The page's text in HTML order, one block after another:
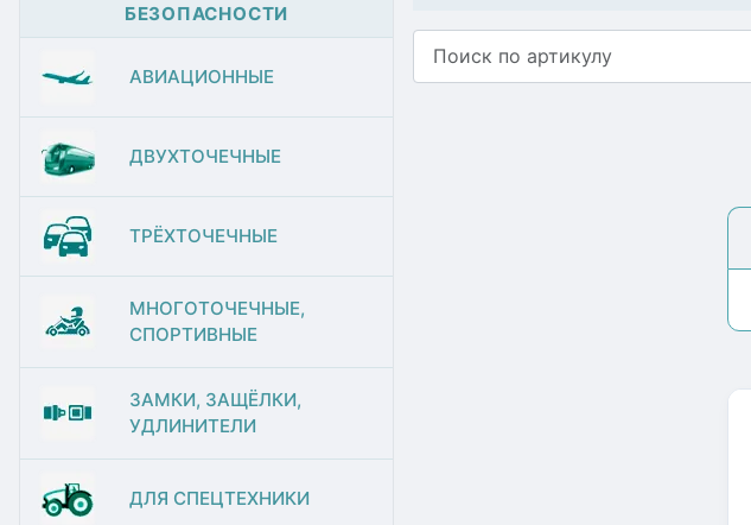
БЕЗОПАСНОСТИ
АВИАЦИОННЫЕ
ДВУХТОЧЕЧНЫЕ
ТРЁХТОЧЕЧНЫЕ
МНОГОТОЧЕЧНЫЕ,
СПОРТИВНЫЕ
ЗАМКИ, ЗАЩЁЛКИ,
УДЛИНИТЕЛИ
ДЛЯ СПЕЦТЕХНИКИ